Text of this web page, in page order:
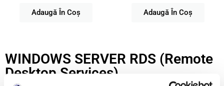
Adaugă În Coș Adaugă În Coș
WINDOWS SERVER RDS (Remote
Desktop Services)